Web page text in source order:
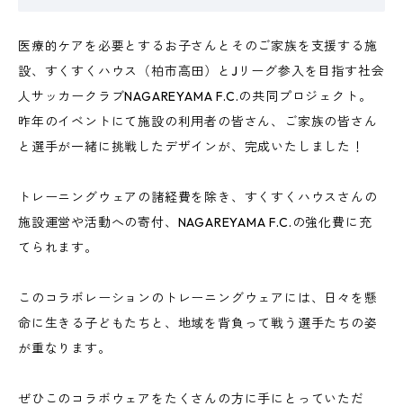
医療的ケアを必要とするお子さんとそのご家族を支援する施
設、すくすくハウス（柏市高田）とJリーグ参入を目指す社会
人サッカークラブNAGAREYAMA F.C.の共同プロジェクト。
昨年のイベントにて施設の利用者の皆さん、ご家族の皆さん
と選手が一緒に挑戦したデザインが、完成いたしました！
トレーニングウェアの諸経費を除き、すくすくハウスさんの
施設運営や活動への寄付、NAGAREYAMA F.C.の強化費に充
てられます。
このコラボレーションのトレーニングウェアには、日々を懸
命に生きる子どもたちと、地域を背負って戦う選手たちの姿
が重なります。
ぜひこのコラボウェアをたくさんの方に手にとっていただ